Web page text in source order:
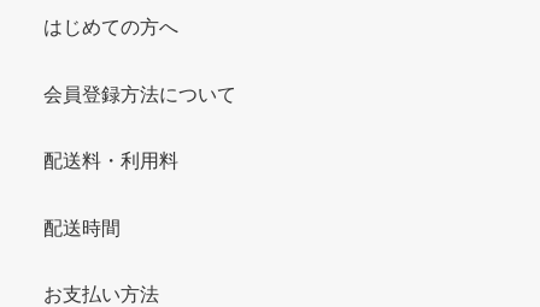
はじめての方へ
会員登録方法について
配送料・利用料
配送時間
お支払い方法